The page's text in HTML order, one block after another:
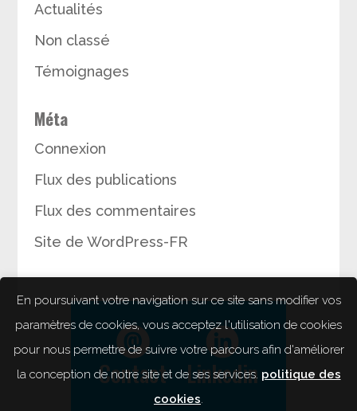
Actualités
Non classé
Témoignages
Méta
Connexion
Flux des publications
Flux des commentaires
Site de WordPress-FR
Contact Linkedin
En poursuivant votre navigation sur ce site sans modifier vos
paramètres de cookies, vous acceptez l'utilisation de cookies
pour nous permettre de suivre votre parcours afin d'améliorer
la conception de notre site et de ses services. politique des
cookies.